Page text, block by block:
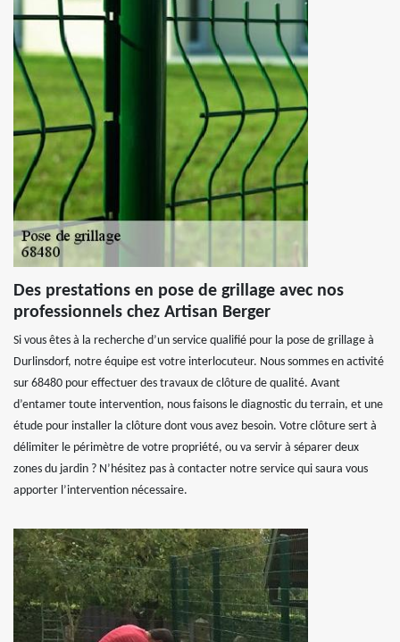
Des prestations en pose de grillage avec nos
professionnels chez Artisan Berger
Si vous êtes à la recherche d’un service qualifié pour la pose de grillage à
Durlinsdorf, notre équipe est votre interlocuteur. Nous sommes en activité
sur 68480 pour effectuer des travaux de clôture de qualité. Avant
d’entamer toute intervention, nous faisons le diagnostic du terrain, et une
étude pour installer la clôture dont vous avez besoin. Votre clôture sert à
délimiter le périmètre de votre propriété, ou va servir à séparer deux
zones du jardin ? N’hésitez pas à contacter notre service qui saura vous
apporter l’intervention nécessaire.